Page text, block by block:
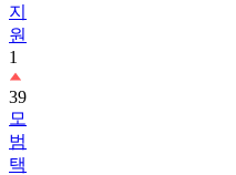
지
원
1
39
모
범
택